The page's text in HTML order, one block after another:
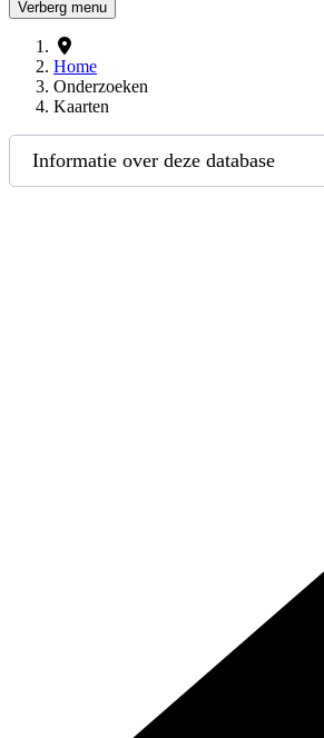
Verberg menu
Home
Onderzoeken
Kaarten
Informatie over deze database